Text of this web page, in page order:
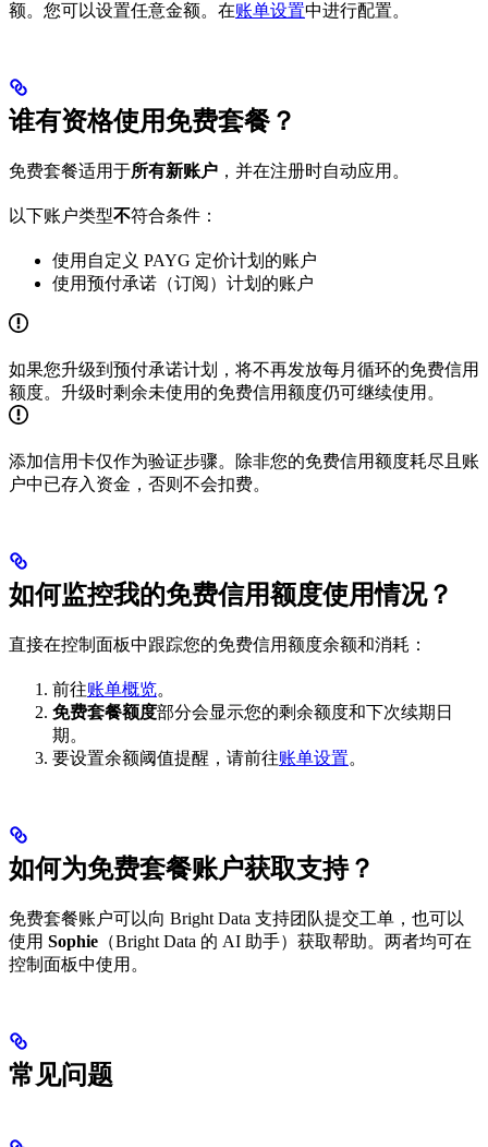
额。您可以设置任意金额。在账单设置中进行配置。
谁有资格使用免费套餐？
免费套餐适用于所有新账户 ，并在注册时自动应用。
以下账户类型不符合条件：
使用自定义 PAYG 定价计划的账户
使用预付承诺（订阅）计划的账户
如果您升级到预付承诺计划，将不再发放每月循环的免费信用
额度。升级时剩余未使用的免费信用额度仍可继续使用。
添加信用卡仅作为验证步骤。除非您的免费信用额度耗尽且账
户中已存入资金，否则不会扣费。
如何监控我的免费信用额度使用情况？
直接在控制面板中跟踪您的免费信用额度余额和消耗：
前往账单概览。
免费套餐额度部分会显示您的剩余额度和下次续期日
期。
要设置余额阈值提醒，请前往账单设置。
如何为免费套餐账户获取支持？
免费套餐账户可以向 Bright Data 支持团队提交工单，也可以
使用 Sophie （Bright Data 的 AI 助手）获取帮助。两者均可在
控制面板中使用。
常见问题